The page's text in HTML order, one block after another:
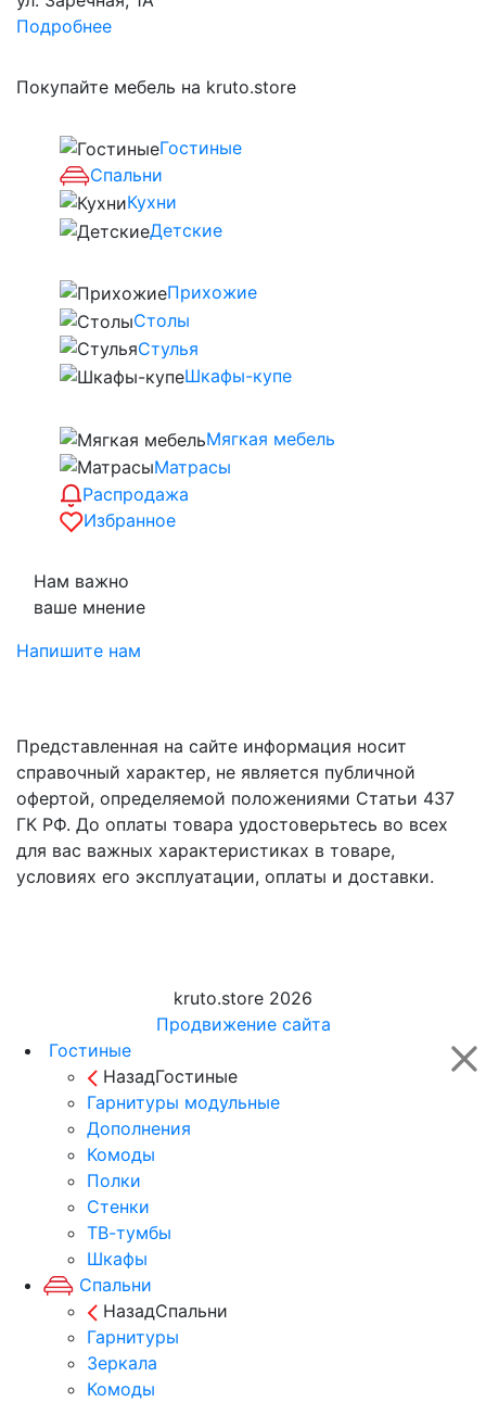
Подробнее
Покупайте мебель на kruto.store
Гостиные
Спальни
Кухни
Детские
Прихожие
Столы
Стулья
Шкафы-купе
Мягкая мебель
Матрасы
Распродажа
Избранное
Нам важно
ваше мнение
Напишите нам
Представленная на сайте информация носит
справочный характер, не является публичной
офертой, определяемой положениями Статьи 437
ГК РФ. До оплаты товара удостоверьтесь во всех
для вас важных характеристиках в товаре,
условиях его эксплуатации, оплаты и доставки.
kruto.store 2026
Продвижение сайта
Гостиные
НазадГостиные
Гарнитуры модульные
Дополнения
Комоды
Полки
Стенки
ТВ-тумбы
Шкафы
Спальни
НазадСпальни
Гарнитуры
Зеркала
Комоды